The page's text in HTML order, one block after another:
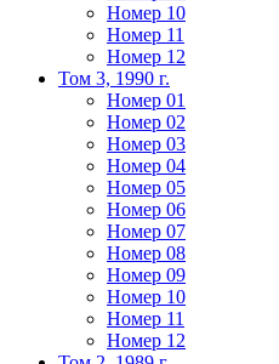
Номер 10
Номер 11
Номер 12
Том 3, 1990 г.
Номер 01
Номер 02
Номер 03
Номер 04
Номер 05
Номер 06
Номер 07
Номер 08
Номер 09
Номер 10
Номер 11
Номер 12